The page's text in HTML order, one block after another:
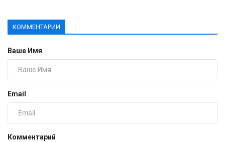
КОММЕНТАРИИ
Ваше Имя
Email
Комментарий